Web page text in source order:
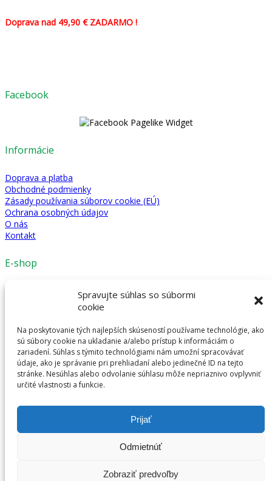
Spravujte súhlas so súbormi
cookie
Na poskytovanie tých najlepších skúseností používame technológie, ako
sú súbory cookie na ukladanie a/alebo prístup k informáciám o
zariadení. Súhlas s týmito technológiami nám umožní spracovávať
údaje, ako je správanie pri prehliadaní alebo jedinečné ID na tejto
stránke. Nesúhlas alebo odvolanie súhlasu môže nepriaznivo ovplyvniť
určité vlastnosti a funkcie.
Prijať
Odmietnúť
Zobraziť predvoľby
Doprava nad 49,90 € ZADARMO !
Facebook
Informácie
Doprava a platba
Obchodné podmienky
Zásady používania súborov cookie (EÚ)
Ochrana osobných údajov
O nás
Kontakt
E-shop
Mechanické modely
Antistresové kľúčenky
Ostatné
Kontakt
afes s.r.o.
841 02 Bratislava
© 2020 Zlozto.sk | Všetky práva vyhradené | Tvorba stránok